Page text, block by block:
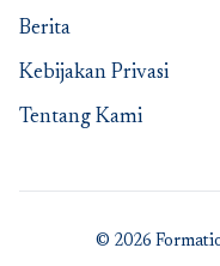
Berita
Kebijakan Privasi
Tentang Kami
© 2026